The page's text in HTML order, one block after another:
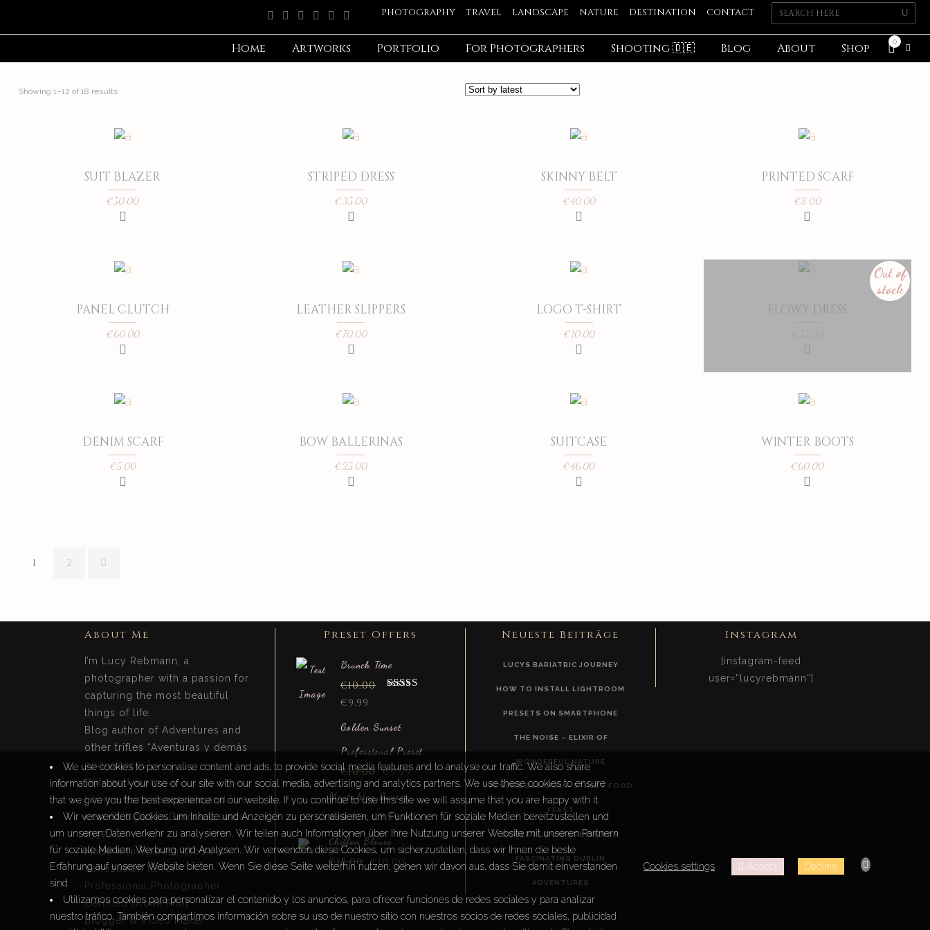
PHOTOGRAPHY TRAVEL LANDSCAPE NATURE DESTINATION CONTACT
0
Home Artworks Portfolio For Photographers Shooting 🇩🇪 Blog About Shop
Showing 1–12 of 18 results
SUIT BLAZER
€50.00
STRIPED DRESS
€35.00
SKINNY BELT
€40.00
PRINTED SCARF
€8.00
PANEL CLUTCH
€60.00
LEATHER SLIPPERS
€70.00
LOGO T-SHIRT
€10.00
Out of
stock
FLOWY DRESS
DENIM SCARF
€5.00
BOW BALLERINAS
€25.00
SUITCASE
€46.00
WINTER BOOTS
€60.00
1 2
About Me
I’m Lucy Rebmann, a
photographer with a passion for
capturing the most beautiful
things of life.
Blog author of Adventures and
other trifles “Aventuras y demás
pequeñeces”.
Wife and mom.
I come from Venezuela and live
near Stuttgart in Germany since
1997.
Made with Spanish blood &
Venezuelan flavor
Professional Photographer
Certified Drone Pilot
Blogger & Video Maker
Preset Offers
Brunch Time
€10.00
€9.99
Golden Sunset
Professional Preset
€10.00 €9.99
Montalcino Sunset
€10.00 €9.99
Chiffon Blouse
€18.00 €10.00
Neueste Beiträge
LUCYS BARIATRIC JOURNEY
HOW TO INSTALL LIGHTROOM
PRESETS ON SMARTPHONE
THE NOISE – ELIXIR OF
WONDERFUL NATURE
PENANG DELICIOUS STREET FOOD
FEAST
ROBERT LOUIS STEVENSON
FASCINATING DUBLIN
ADVENTURES
Instagram
[instagram-feed
user=“lucyrebmann“]
We use cookies to personalise content and ads, to provide social media features and to analyse our traffic. We also share
information about your use of our site with our social media, advertising and analytics partners. We use these cookies to ensure
that we give you the best experience on our website. If you continue to use this site we will assume that you are happy with it.
Wir verwenden Cookies, um Inhalte und Anzeigen zu personalisieren, um Funktionen für soziale Medien bereitzustellen und
um unseren Datenverkehr zu analysieren. Wir teilen auch Informationen über Ihre Nutzung unserer Website mit unseren Partnern
für soziale Medien, Werbung und Analysen. Wir verwenden diese Cookies, um sicherzustellen, dass wir Ihnen die beste
Erfahrung auf unserer Website bieten. Wenn Sie diese Seite weiterhin nutzen, gehen wir davon aus, dass Sie damit einverstanden
sind.
Utilizamos cookies para personalizar el contenido y los anuncios, para ofrecer funciones de redes sociales y para analizar
nuestro tráfico. También compartimos información sobre su uso de nuestro sitio con nuestros socios de redes sociales, publicidad
Cookies settings Accept Decline